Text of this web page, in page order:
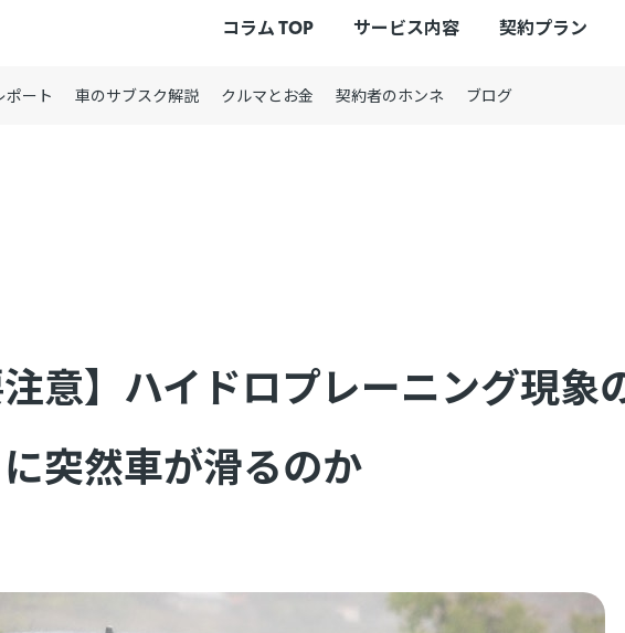
コラム TOP サービス内容 契約プラン
ポート 車のサブスク解説 クルマとお金 契約者のホンネ ブログ
意】ハイドロプレーニング現象
突然車が滑るのか